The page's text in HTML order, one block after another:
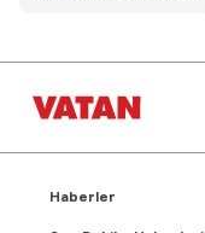
Haberler